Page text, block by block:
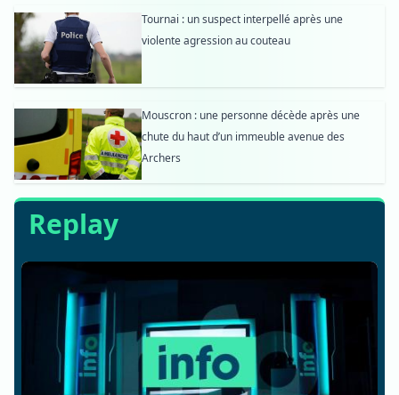
Tournai : un suspect interpellé après une
violente agression au couteau
Mouscron : une personne décède après une
chute du haut d’un immeuble avenue des
Archers
Replay